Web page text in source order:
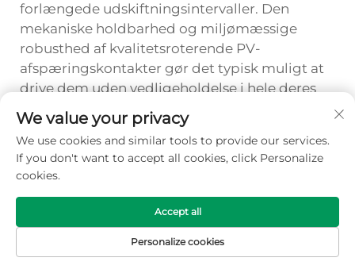
forlængede udskiftningsintervaller. Den
mekaniske holdbarhed og miljømæssige
robusthed af kvalitetsroterende PV-
afspæringskontakter gør det typisk muligt at
drive dem uden vedligeholdelse i hele deres
levetid under normale forhold på
solcelleanlæg, hvilket eliminerer gentagne
lønudgifter til rutinemæssige inspektioner,
rengøring af kontakter eller smøring. Denne
direkte serviceomkostninger og indirekte
omkostninger forbundet med
systemnedbrud, udsendelse af personale til
We value your privacy
We use cookies and similar tools to provide our services.
If you don't want to accept all cookies, click Personalize
cookies.
Personalize cookies
Accept all